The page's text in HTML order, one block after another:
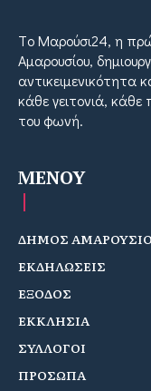
Tο Μαρούσι24, η
Αμαρουσίου,
αντικειμενικότητα
κάθε γειτονιά, κάθε
του φωνή.
MENOY
ΔΗΜΟΣ
ΕΚΔΗΛΩΣΕΙΣ
ΕΞΟΔΟΣ
ΕΚΚΛΗΣΙΑ
ΣΥΛΛΟΓΟΙ
ΠΡΟΣΩΠΑ